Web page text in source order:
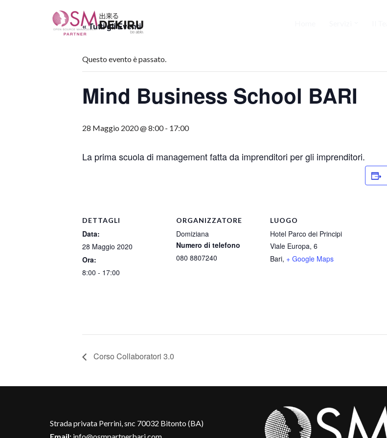
« Tutti gli Eventi
Questo evento è passato.
Mind Business School BARI
28 Maggio 2020 @ 8:00- 17:00
La prima scuola di management fatta da imprenditori per gli imprenditori.
DETTAGLI
Data:
28 Maggio 2020
Ora:
8:00 - 17:00
ORGANIZZATORE
Domiziana
Numero di telefono
080 8807240
LUOGO
Hotel Parco dei Principi
Viale Europa, 6
Bari, + Google Maps
Corso Collaboratori 3.0
Strada privata Perrini, snc 70032 Bitonto (BA)